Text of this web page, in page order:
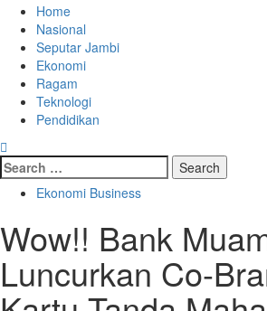
Home
Nasional
Seputar Jambi
Ekonomi
Ragam
Teknologi
Pendidikan
Ekonomi Business
Wow!! Bank
Luncurkan Co-